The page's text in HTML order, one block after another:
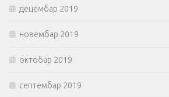
децембар 2019
новембар 2019
октобар 2019
септембар 2019